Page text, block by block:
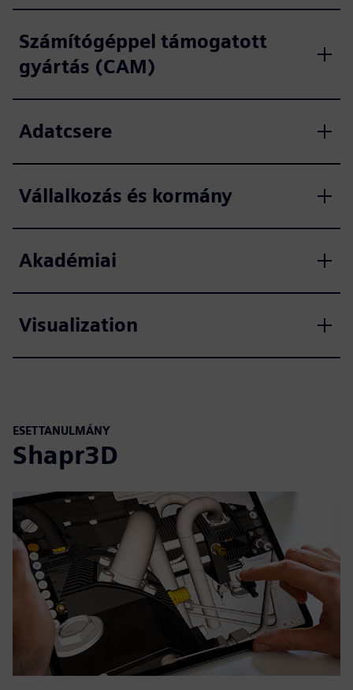
Számítógéppel támogatott
gyártás (CAM)
Adatcsere
Vállalkozás és kormány
Akadémiai
Visualization
ESETTANULMÁNY
Shapr3D